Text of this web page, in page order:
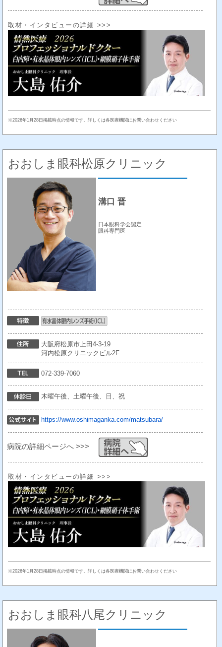
取材・インタビューの詳細 >>>
※2026年1月28日掲載時点の情報です。詳しくは各医療機関にお問い合わせください
おおしま眼科松原クリニック
溝口 晋
日本眼科学会認定
眼科専門医
大阪府松原市上田4-3-19
河内松原クリニックビル2F
072-339-7060
木曜午後、土曜午後、日、祝
https://www.oshimaganka.com/matsubara/
病院の詳細ページへ >>>
取材・インタビューの詳細 >>>
※2026年1月28日掲載時点の情報です。詳しくは各医療機関にお問い合わせください
おおしま眼科八尾クリニック